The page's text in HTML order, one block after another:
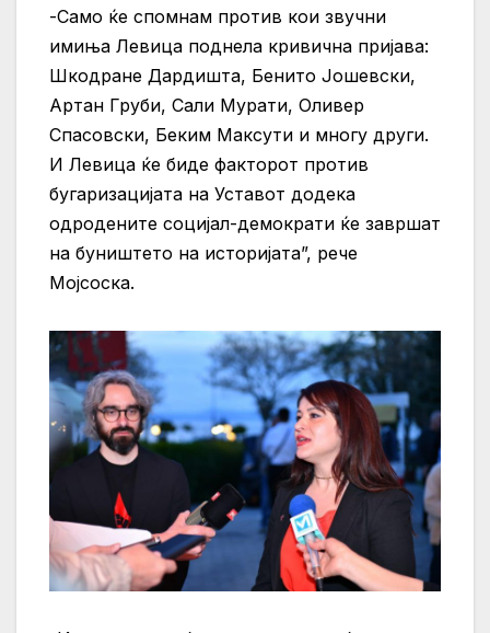
-Само ќе спомнам против кои звучни
имиња Левица поднела кривична пријава:
Шкодране Дардишта, Бенито Јошевски,
Артан Груби, Сали Мурати, Оливер
Спасовски, Беким Максути и многу други.
И Левица ќе биде факторот против
бугаризацијата на Уставот додека
одродените социјал-демократи ќе завршат
на буништето на историјата”, рече
Мојсоска.